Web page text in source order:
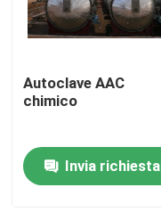
Prodotti
Autoclave AAC
chimico
Invia richiesta